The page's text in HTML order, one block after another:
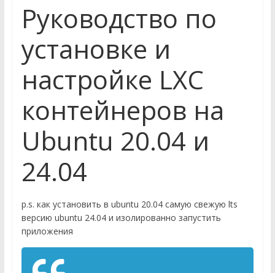
Руководство по
установке и
настройке LXC
контейнеров на
Ubuntu 20.04 и
24.04
p.s. как установить в ubuntu 20.04 самую свежую lts
версию ubuntu 24.04 и изолированно запустить
приложения